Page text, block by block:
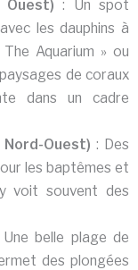
: Un spot
les dauphins à
Aquarium » ou
de coraux
dans un cadre
Ouest) : Des
les baptêmes et
voit souvent des
Une belle plage de
des plongées